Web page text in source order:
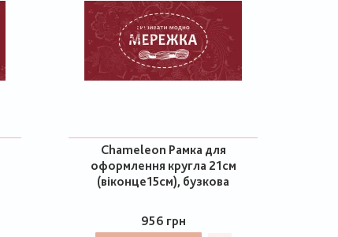
Chameleon Рамка для
оформлення кругла 21см
(віконце15см), бузкова
956 грн